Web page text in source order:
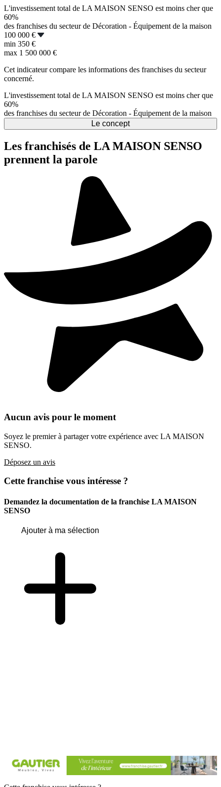
L'investissement total de LA MAISON SENSO est moins cher que
60%
des franchises du secteur de Décoration - Équipement de la maison
100 000 €
min 350 €
max 1 500 000 €
Cet indicateur compare les informations des franchises du secteur
concerné.
L'investissement total de LA MAISON SENSO est moins cher que
60%
des franchises du secteur de Décoration - Équipement de la maison
Le concept
Les franchisés de LA MAISON SENSO
prennent la parole
Aucun avis pour le moment
Soyez le premier à partager votre expérience avec LA MAISON
SENSO.
Déposez un avis
Cette franchise vous intéresse ?
Demandez la documentation de la franchise LA MAISON
SENSO
Ajouter à ma sélection